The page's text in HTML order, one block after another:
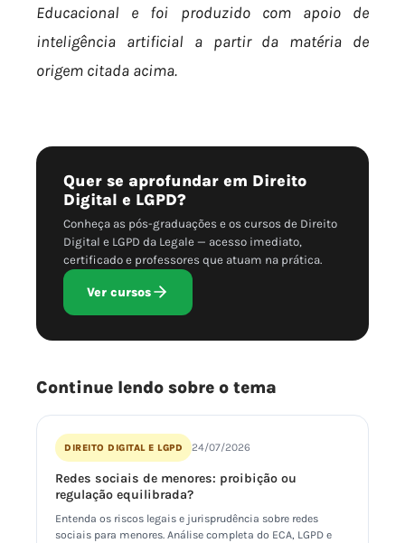
Educacional e foi produzido com apoio de
inteligência artificial a partir da matéria de
origem citada acima.
Quer se aprofundar em Direito
Digital e LGPD?
Conheça as pós-graduações e os cursos de Direito
Digital e LGPD da Legale — acesso imediato,
certificado e professores que atuam na prática.
Ver cursos
Continue lendo sobre o tema
DIREITO DIGITAL E LGPD 24/07/2026
Redes sociais de menores: proibição ou
regulação equilibrada?
Entenda os riscos legais e jurisprudência sobre redes
sociais para menores. Análise completa do ECA, LGPD e